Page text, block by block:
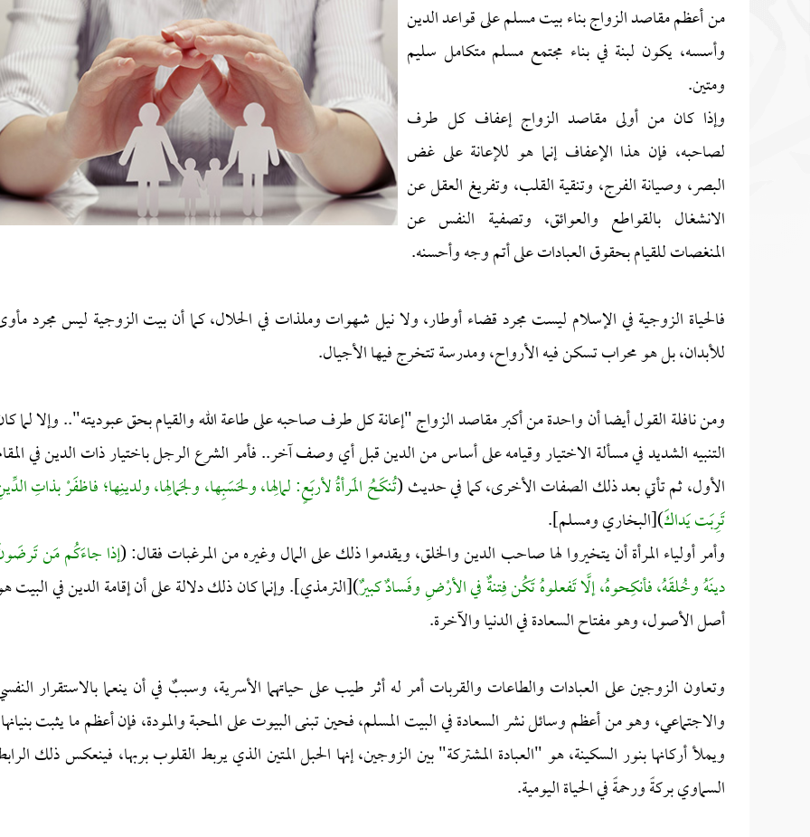
من أعظم مقاصد الزواج بناء بيت مسلم على قواعد الدين
وأسسه، يكون لبنة في بناء مجتمع مسلم متكامل سليم
ومتين.
وإذا كان من أولى مقاصد الزواج إعفاف كل طرف
لصاحبه، فإن هذا الإعفاف إنما هو للإعانة على غض
البصر، وصيانة الفرج، وتنقية القلب، وتفريغ العقل عن
الانشغال بالقواطع والعوائق، وتصفية النفس عن
المنغصات للقيام بحقوق العبادات على أتم وجه وأحسنه.
فالحياة الزوجية في الإسلام ليست مجرد قضاء أوطار، ولا نيل شهوات وملذات في الحلال، كما أن بيت الزوجية ليس مجرد
للأبدان، بل هو محراب تسكن فيه الأرواح، ومدرسة تتخرج فيها الأجيال.
ومن نافلة القول أيضا أن واحدة من أكبر مقاصد الزواج "إعانة كل طرف صاحبه على طاعة الله والقيام بحق عبوديته".. وإلا لما
التنبيه الشديد في مسألة الاختيار وقيامه على أساس من الدين قبل أي وصف آخر.. فأمر الشرع الرجل باختيار ذات الدين في
الأول، ثم تأتي بعد ذلك الصفات الأخرى، كما في حديث (تُنكَحُ المَرأةُ لأربَعٍ: لمالِها، ولحَسَبِها، ولجَمالِها، ولدينِها؛ فاظفَرْ بذاتِ
تَرِبَت يَداكَ)[البخاري ومسلم].
وأمر أولياء المرأة أن يتخيروا لها صاحب الدين والخلق، ويقدموا ذلك على المال وغيره من المرغبات فقال: (إذا جاءَكُم مَن
دينَهُ وخُلقَهُ، فأنكِحوهُ، إلَّا تَفعلوهُ تَكُن فِتنةٌ في الأرْضِ وفَسادٌ كبيرٌ)[الترمذي]. وإنما كان ذلك دلالة على أن إقامة الدين في البيت
أصل الأصول، وهو مفتاح السعادة في الدنيا والآخرة.
وتعاون الزوجين على العبادات والطاعات والقربات أمر له أثر طيب على حياتهما الأسرية، وسببٌ في أن ينعما بالاستقرار
والاجتماعي، وهو من أعظم وسائل نشر السعادة في البيت المسلم، فحين تبنى البيوت على المحبة والمودة، فإن أعظم ما يثبت
ويملأ أركانها بنور السكينة، هو "العبادة المشتركة" بين الزوجين، إنها الحبل المتين الذي يربط القلوب بربها، فينعكس ذلك
السماوي بركةً ورحمةً في الحياة اليومية.